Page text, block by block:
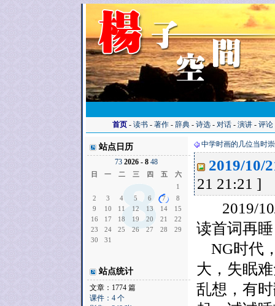
首页 - 读书 - 著作 - 辞典 - 诗选 - 对话 - 演讲 - 评论
站点日历
73 2026 - 8 48
日 一 二 三 四 五
六
1
2
3 4 5 6 7
8
9
10 11 12 13 14
15
16
17 18 19 20 21
22
23
24 25 26 27 28
29
30
31
站点统计
文章：1774 篇
课件：4 个
中学时画的几位当时
2019/10/
21 21:21 ]
2019/10/
读首词再
NG时代
大，失眠
乱想，有